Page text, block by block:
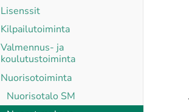
Lisenssit
Kilpailutoiminta
Valmennus- ja
koulutustoiminta
Nuorisotoiminta
Nuorisotalo SM